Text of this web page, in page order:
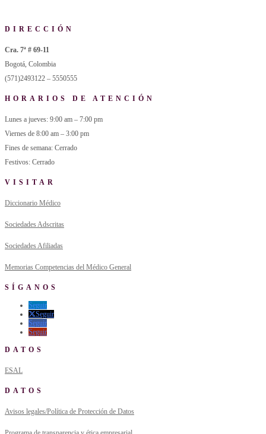
DIRECCIÓN
Cra. 7ª # 69-11
Bogotá, Colombia
(571)2493122 – 5550555
HORARIOS DE ATENCIÓN
Lunes a jueves: 9:00 am – 7:00 pm
Viernes de 8:00 am – 3:00 pm
Fines de semana: Cerrado
Festivos: Cerrado
VISITAR
Diccionario Médico
Sociedades Adscritas
Sociedades Afiliadas
Memorias Competencias del Médico General
SÍGANOS
Seguir
Seguir
Seguir
Seguir
DATOS
ESAL
DATOS
Avisos legales/Política de Protección de Datos